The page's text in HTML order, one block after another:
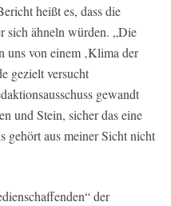
heißt es, dass die
sich ähneln würden. „Die
von einem ‚Klima der
gezielt versucht
gewandt
und Stein, sicher das eine
gehört aus meiner Sicht nicht
der